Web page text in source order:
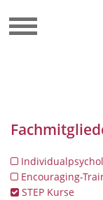
Encouraging-
STEP Kurse